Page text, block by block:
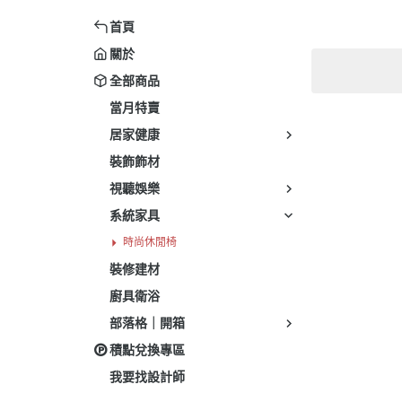
首頁
關於
全部商品
當月特賣
居家健康
裝飾飾材
視聽娛樂
系統家具
時尚休閒椅
裝修建材
廚具衛浴
部落格｜開箱
積點兌換專區
我要找設計師